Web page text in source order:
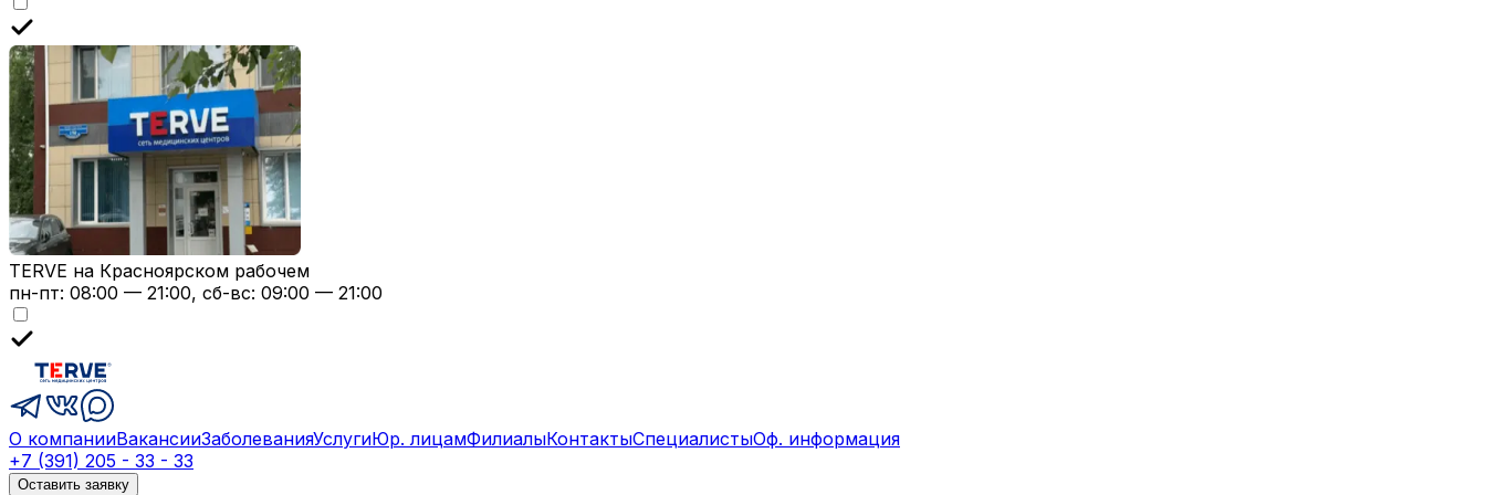
TERVE на Красноярском рабочем
пн-пт: 08:00 — 21:00, сб-вс: 09:00 — 21:00
О компанииВакансииЗаболеванияУслугиЮр. лицамФилиалыКонтактыСпециалистыОф. информация
+7 (391) 205 - 33 - 33
Оставить заявку